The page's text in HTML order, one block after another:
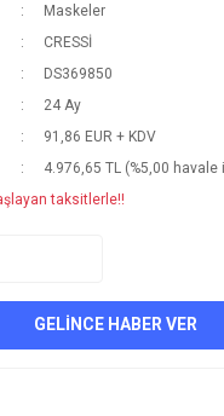
Maskeler
CRESSİ
DS369850
24 Ay
91,86 EUR + KDV
4.976,65 TL (%5,00 havale
taksitlerle!!
GELİNCE HABER VER